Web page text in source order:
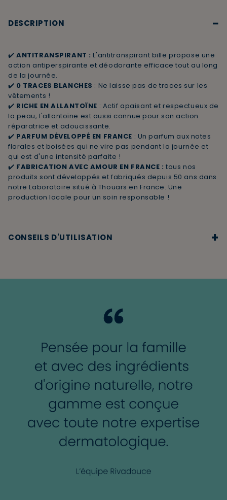
DESCRIPTION −
✔️ANTITRANSPIRANT : L'antitranspirant bille propose une
action antiperspirante et déodorante efficace tout au long
de la journée.
✔️ 0 TRACES BLANCHES : Ne laisse pas de traces sur les
vêtements !
✔️ RICHE EN ALLANTOÏNE : Actif apaisant et respectueux de
la peau, l'allantoïne est aussi connue pour son action
réparatrice et adoucissante.
✔️ PARFUM DÉVELOPPÉ EN FRANCE : Un parfum aux notes
florales et boisées qui ne vire pas pendant la journée et
qui est d'une intensité parfaite !
✔️ FABRICATION AVEC AMOUR EN FRANCE : tous nos
produits sont développés et fabriqués depuis 50 ans dans
notre Laboratoire situé à Thouars en France. Une
production locale pour un soin responsable !
CONSEILS D'UTILISATION +